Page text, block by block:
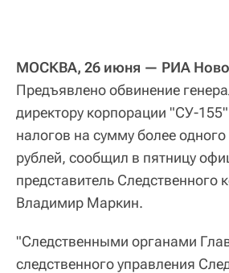
МОСКВА, 26 июня — РИА
Предъявлено обвинение
директору корпорации "СУ-
налогов на сумму более
рублей, сообщил в пятницу
представитель Следственного
Владимир Маркин.
"Следственными органами
следственного управления